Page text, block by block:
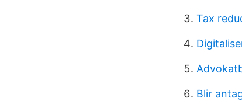
Tax
Blir